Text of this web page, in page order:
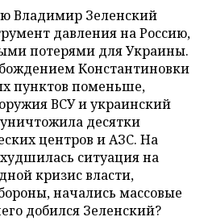
Владимир Зеленский
давления на Россию,
потерями для Украины.
Константиновки
пунктов поменьше,
ВСУ и украинский
десятки
центров и АЗС. На
ситуация на
кризис власти,
начались массовые
добился Зеленский?